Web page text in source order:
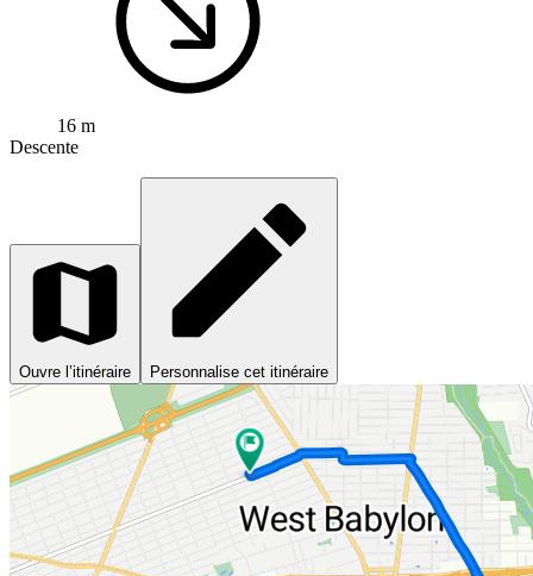
16 m
Descente
Ouvre l’itinéraire Personnalise cet itinéraire